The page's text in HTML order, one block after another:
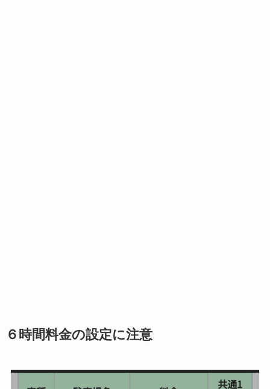
６時間料金の設定に注意